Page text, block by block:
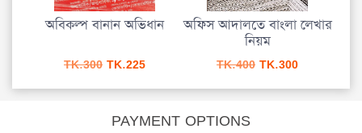
অবিকল্প বানান অভিধান
TK.300 Original
was:
TK.300.
TK.225Current
is:
TK.225.
অফিস আদালতে বাংলা লেখার
নিয়ম
TK.400 Original
was:
TK.300Current
is:
PAYMENT OPTIONS